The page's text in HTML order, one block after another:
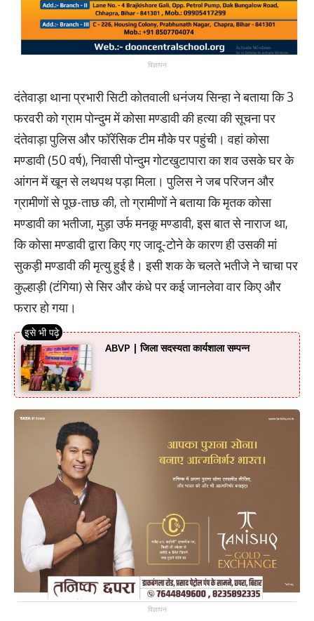
विज्ञापन
दंतेवाड़ा थाना प्रभारी सिटी कोतवाली धनंजय सिन्हा ने बताया कि 3
फरवरी को ग्राम पोन्दुम में कोसा मण्डावी की हत्या की सूचना पर
दंतेवाड़ा पुलिस और फॉरेंसिक टीम मौके पर पहुंची। वहां कोसा
मण्डावी (50 वर्ष), निवासी पोन्दुम गोटखुटापारा का शव उसके घर के
आंगन में खून से लथपथ पड़ा मिला। पुलिस ने जब परिजन और
ग्रामीणों से पूछ-ताछ की, तो ग्रामीणों ने बताया कि मृतक कोसा
मण्डावी का भतीजा, मुड़ा उर्फ मनकू मण्डावी, इस बात से नाराज था,
कि कोसा मण्डावी द्वारा किए गए जादू-टोने के कारण ही उसकी मां
सुकड़ी मण्डावी की मृत्यु हुई है। इसी शक के चलते भतीजे ने चाचा पर
कुल्हाड़ी (टंगिया) से सिर और कंधे पर कई जानलेवा वार किए और
फरार हो गया।
ABVP | जिला सदस्यता कार्यशाला सम्पन्न
विज्ञापन